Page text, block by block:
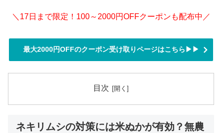
＼17日まで限定！100～2000円OFFクーポンも配布中／
最大2000円OFFのクーポン受け取りページはこちら▶▶
目次
ネキリムシの対策には米ぬかが有効？無農